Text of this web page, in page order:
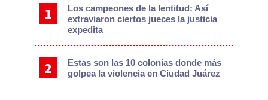
Los campeones de la lentitud: Así
extraviaron ciertos jueces la justicia
expedita
Estas son las 10 colonias donde más
golpea la violencia en Ciudad Juárez